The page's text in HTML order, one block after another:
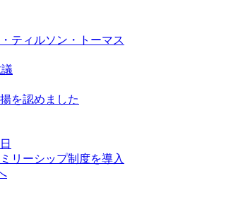
ティルソン・トーマス
を認めました
リーシップ制度を導入